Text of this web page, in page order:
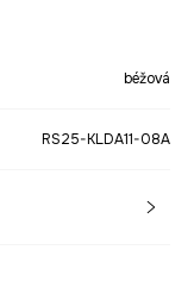
béžová
RS25-KLDA11-08A